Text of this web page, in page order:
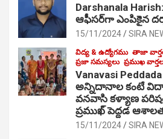
Darshanala
ఆఫీసర్‌గా ఎంపికైన
15/11/2024 SIRA
విద్య & ఉద్యోగము తాజా
ప్రజా సమస్యలు ప్రముఖ
Vanavasi
అన్నిదానాల కంటే
వనవాసి కళ్యాణ
ప్రముఖ్ పెద్దడ
15/11/2024 SIRA